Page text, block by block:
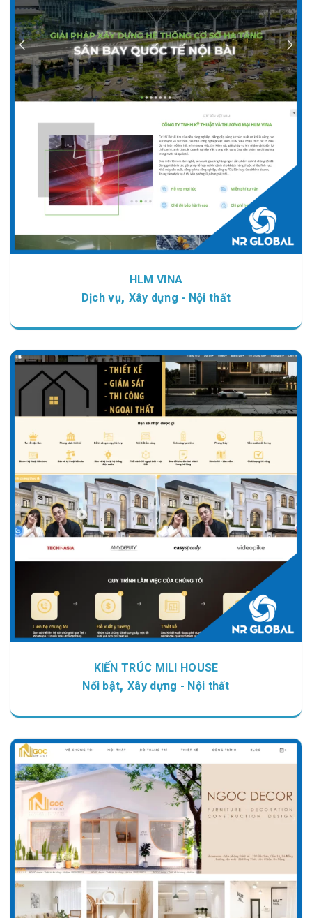
HLM VINA
Dịch vụ, Xây dựng - Nội thất
Chi tiết Xem giao diện
KIẾN TRÚC MILI HOUSE
Nổi bật, Xây dựng - Nội thất
Chi tiết Xem giao diện